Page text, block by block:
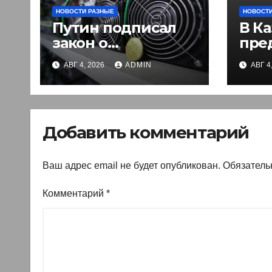
НОВОСТИ РАЗНЫЕ
Путин подписал
закон о
легализации
криптовалют в
России. Что нужно
АВГ 4, 2026 ADMIN
В
АВГ
Добавить комментарий
Ваш адрес email не будет опубликован.
Комментарий *